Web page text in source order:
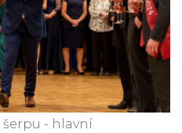
šerpu - hlavní